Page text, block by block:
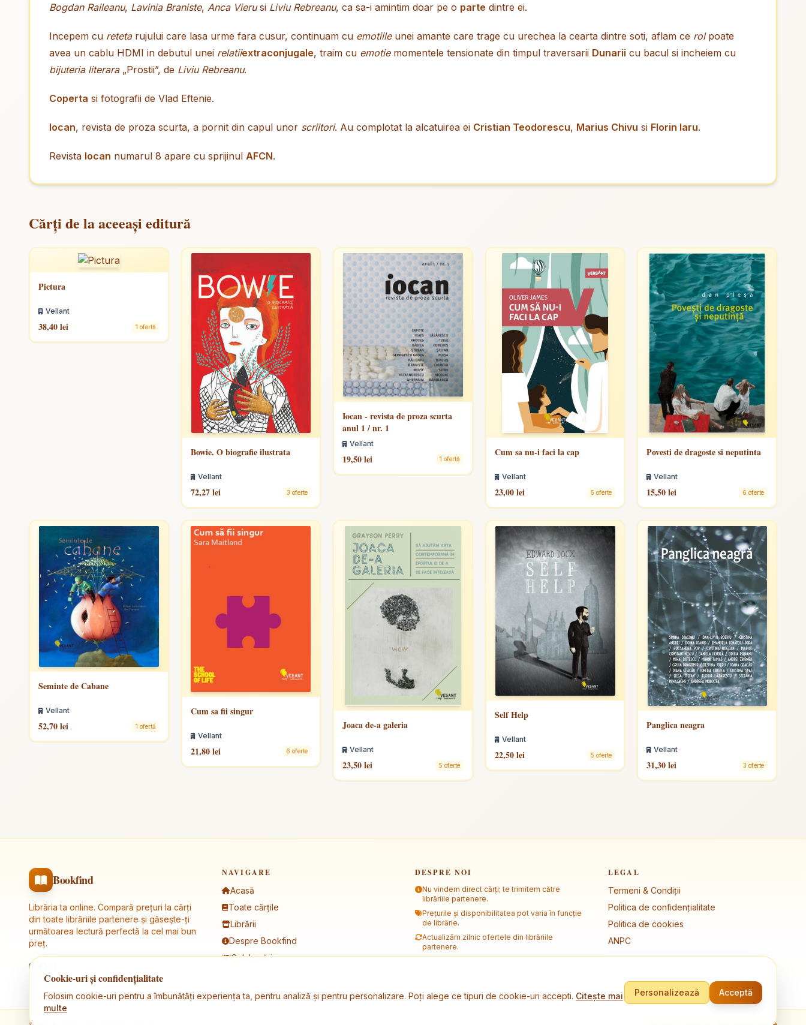
Bogdan Raileanu, Lavinia Braniste, Anca Vierusi Liviu Rebreanu, ca sa-i amintim doar pe o parte dintre ei.
Incepem cu retetarujului care lasa urme fara cusur, continuam cu emotiileunei amante care trage cu urechea la cearta dintre soti, aflam ce rolpoate
avea un cablu HDMI in debutul unei relatiiextraconjugale, traim cu emotiemomentele tensionate din timpul traversarii Dunarii cu bacul si incheiem cu
bijuteria literara„Prostii”, de Liviu Rebreanu.
Coperta si fotografii de Vlad Eftenie.
Iocan, revista de proza scurta, a pornit din capul unor scriitori. Au complotat la alcatuirea ei Cristian Teodorescu, Marius Chivu si Florin Iaru.
Revista Iocan numarul 8 apare cu sprijinul AFCN.
Cărți de la aceeași editură
Pictura
Vellant
38,40 lei 1 ofertă
Bowie. O biografie ilustrata
Vellant
72,27 lei 3 oferte
Iocan - revista de proza scurta
anul 1 / nr. 1
Vellant
19,50 lei 1 ofertă
Cum sa nu-i faci la cap
Vellant
23,00 lei 5 oferte
Povesti de dragoste si neputinta
Vellant
15,50 lei 6 oferte
Seminte de Cabane
Vellant
52,70 lei 1 ofertă
Cum sa fii singur
Vellant
21,80 lei 6 oferte
Joaca de-a galeria
Vellant
23,50 lei 5 oferte
Self Help
Vellant
22,50 lei 5 oferte
Panglica neagra
Vellant
31,30 lei 3 oferte
Bookfind
Librăria ta online. Compară prețuri la cărți
din toate librăriile partenere și găsește-ți
următoarea lectură perfectă la cel mai bun
preț.
NAVIGARE
Acasă
Toate cărțile
Librării
Despre Bookfind
Colaborări
DESPRE NOI
Nu vindem direct cărți; te trimitem către
librăriile partenere.
Prețurile și disponibilitatea pot varia în funcție
de librărie.
Actualizăm zilnic ofertele din librăriile
partenere.
LEGAL
Termeni & Condiții
Politica de confidențialitate
Politica de cookies
ANPC
Cookie-uri și confidențialitate
Folosim cookie-uri pentru a îmbunătăți experiența ta, pentru analiză și pentru personalizare. Poți alege ce tipuri de cookie-uri accepti. Citește mai
multe
Personalizează Acceptă